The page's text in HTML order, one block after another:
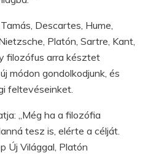
Descartes, Hume,
Platón, Sartre, Kant,
filozófus arra késztet
módon gondolkodjunk, és
feltevéseinket.
„Még ha a filozófia
tesz is, elérte a célját.
Új Világgal, Platón